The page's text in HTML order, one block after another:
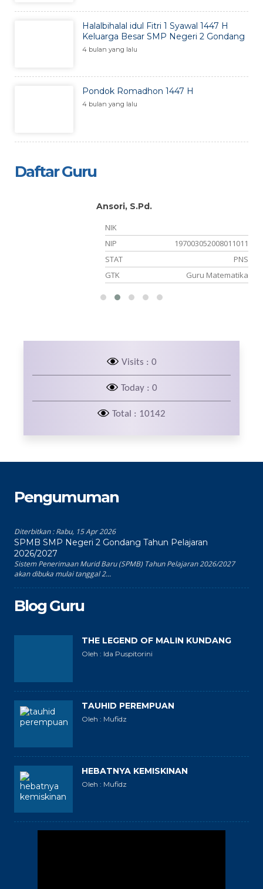
Halalbihalal idul Fitri 1 Syawal 1447 H
Keluarga Besar SMP Negeri 2 Gondang
4 bulan yang lalu
Pondok Romadhon 1447 H
4 bulan yang lalu
Daftar Guru
Ansori, S.Pd.
NIK
NIP
197003052008011011
STAT
PNS
GTK
Guru Matematika
Visits : 0
Today : 0
Total : 10142
Pengumuman
Diterbitkan :Rabu, 15 Apr 2026
SPMB SMP Negeri 2 Gondang Tahun Pelajaran
2026/2027
Sistem Penerimaan Murid Baru (SPMB) Tahun Pelajaran 2026/2027
akan dibuka mulai tanggal 2...
Blog Guru
THE LEGEND OF MALIN KUNDANG
Oleh : Ida Puspitorini
TAUHID PEREMPUAN
Oleh : Mufidz
HEBATNYA KEMISKINAN
Oleh : Mufidz